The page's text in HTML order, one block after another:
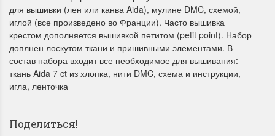
(Ива-лебедь)
Хороший набор
Отличный набор, канва,
нитки и схема, всё в
отличном состоянии.
Ларина Евгения
Bear and
(Белый
с
Красивый
для вышивки (лен или канва Aida), мулине DMC, схемой,
иглой (все произведено во Франции). Часто вышивка
крестом дополняется вышивкой петитом (petit point). Набор
доплнен лоскутом ткани и пришивными элементами. В
состав набора входит все необходимое для вышивания:
ткань Aida 7 ct из хлопка, нити DMC, схема и инструкции,
игла, ленточка
Поделиться!